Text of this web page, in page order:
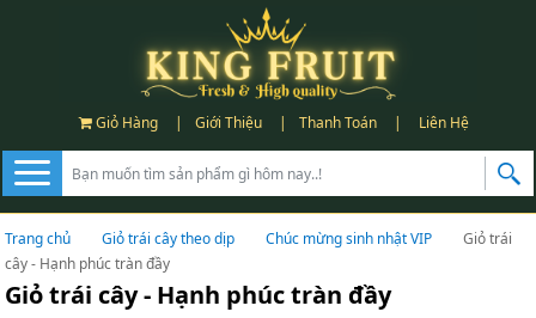
Giỏ Hàng | Giới Thiệu | Thanh Toán | Liên Hệ
Trang chủ Giỏ trái cây theo dịp Chúc mừng sinh nhật VIP
Giỏ trái
cây - Hạnh phúc tràn đầy
Giỏ trái cây - Hạnh phúc tràn đầy